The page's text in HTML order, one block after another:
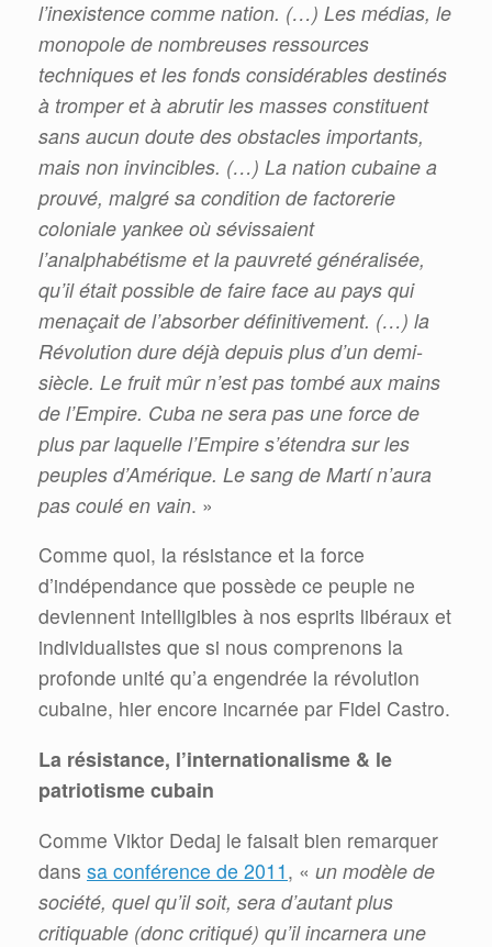
l’inexistence comme nation. (…) Les médias, le
monopole de nombreuses ressources
techniques et les fonds considérables destinés
à tromper et à abrutir les masses constituent
sans aucun doute des obstacles importants,
mais non invincibles. (…) La nation cubaine a
prouvé, malgré sa condition de factorerie
coloniale yankee où sévissaient
l’analphabétisme et la pauvreté généralisée,
qu’il était possible de faire face au pays qui
menaçait de l’absorber définitivement. (…) la
Révolution dure déjà depuis plus d’un demi-
siècle. Le fruit mûr n’est pas tombé aux mains
de l’Empire. Cuba ne sera pas une force de
plus par laquelle l’Empire s’étendra sur les
peuples d’Amérique. Le sang de Martí n’aura
pas coulé en vain. »
Comme quoi, la résistance et la force
d’indépendance que possède ce peuple ne
deviennent intelligibles à nos esprits libéraux et
individualistes que si nous comprenons la
profonde unité qu’a engendrée la révolution
cubaine, hier encore incarnée par Fidel Castro.
La résistance, l’internationalisme & le
patriotisme cubain
Comme Viktor Dedaj le faisait bien remarquer
dans sa conférence de 2011, « un modèle de
société, quel qu’il soit, sera d’autant plus
critiquable (donc critiqué) qu’il incarnera une